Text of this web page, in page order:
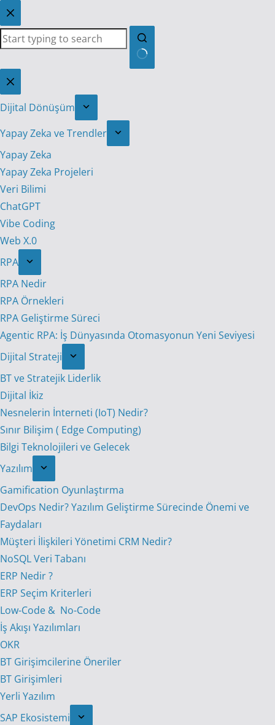
Skip
to
content
No
results
Dijital Dönüşüm
Yapay Zeka ve Trendler
Yapay Zeka
Yapay Zeka Projeleri
Veri Bilimi
ChatGPT
Vibe Coding
Web X.0
RPA
RPA Nedir
RPA Örnekleri
RPA Geliştirme Süreci
Agentic RPA: İş Dünyasında Otomasyonun Yeni Seviyesi
Dijital Strateji
BT ve Stratejik Liderlik
Dijital İkiz
Nesnelerin İnterneti (IoT) Nedir?
Sınır Bilişim ( Edge Computing)
Bilgi Teknolojileri ve Gelecek
Yazılım
Gamification Oyunlaştırma
DevOps Nedir? Yazılım Geliştirme Sürecinde Önemi ve
Faydaları
Müşteri İlişkileri Yönetimi CRM Nedir?
NoSQL Veri Tabanı
ERP Nedir ?
ERP Seçim Kriterleri
Low-Code & No-Code
İş Akışı Yazılımları
OKR
BT Girişimcilerine Öneriler
BT Girişimleri
Yerli Yazılım
SAP Ekosistemi